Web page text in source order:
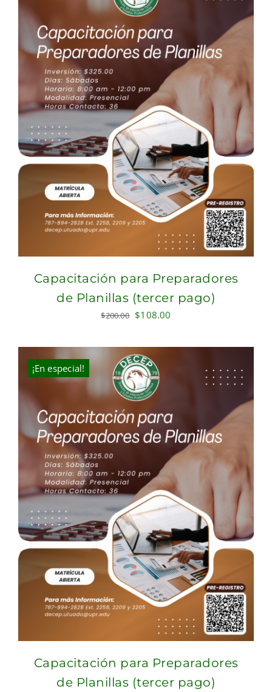
Capacitación para Preparadores
de Planillas (tercer pago)
$200.00 Original
was:
$200.00.
$108.00
is:
¡En especial!
Capacitación para Preparadores
de Planillas (tercer pago)